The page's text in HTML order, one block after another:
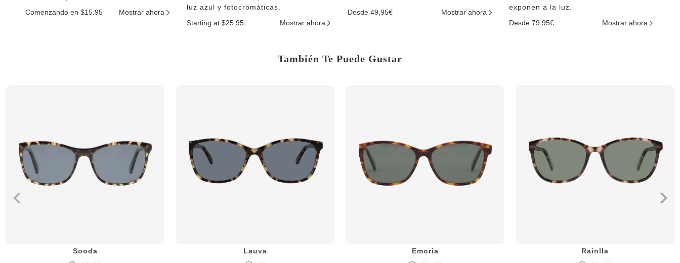
Comenzando en $15.95
Mostrar ahora
luz azul y fotocromáticas.
Starting at $25.95
Mostrar ahora
Desde 49,95€
Mostrar ahora
exponen a la luz.
Desde 79,95€
Mostrar ahora
También Te Puede Gustar
Sooda Lauva Emoria Rainlla